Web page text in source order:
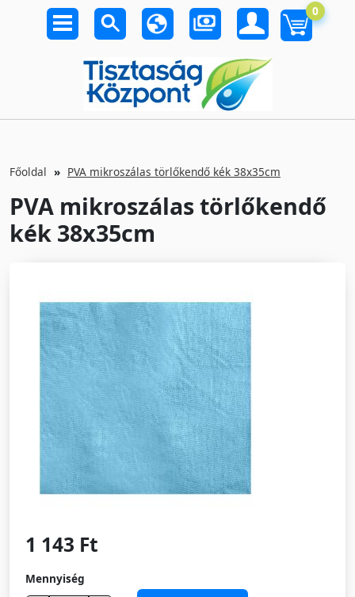
0
Főoldal PVA mikroszálas törlőkendő kék 38x35cm
PVA mikroszálas törlőkendő
kék 38x35cm
1 143 Ft
Mennyiség